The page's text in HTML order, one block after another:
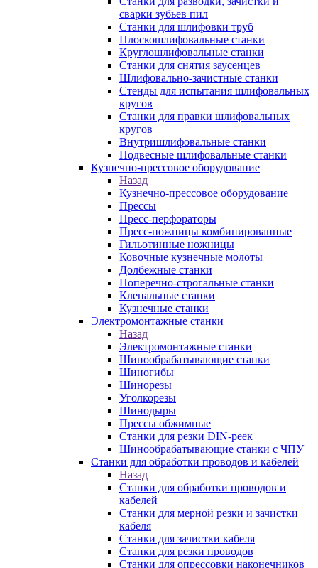
сварки зубьев пил
Станки для шлифовки труб
Плоскошлифовальные станки
Круглошлифовальные станки
Станки для снятия заусенцев
Шлифовально-зачистные станки
Стенды для испытания шлифовальных
кругов
Станки для правки шлифовальных
кругов
Внутришлифовальные станки
Подвесные шлифовальные станки
Кузнечно-прессовое оборудование
Назад
Кузнечно-прессовое оборудование
Прессы
Пресс-перфораторы
Пресс-ножницы комбинированные
Гильотинные ножницы
Ковочные кузнечные молоты
Долбежные станки
Поперечно-строгальные станки
Клепальные станки
Кузнечные станки
Электромонтажные станки
Назад
Электромонтажные станки
Шинообрабатывающие станки
Шиногибы
Шинорезы
Уголкорезы
Шинодыры
Прессы обжимные
Станки для резки DIN-реек
Шинообрабатывающие станки с ЧПУ
Станки для обработки проводов и кабелей
Назад
Станки для обработки проводов и
кабелей
Станки для мерной резки и зачистки
кабеля
Станки для зачистки кабеля
Станки для резки проводов
Станки для опрессовки наконечников